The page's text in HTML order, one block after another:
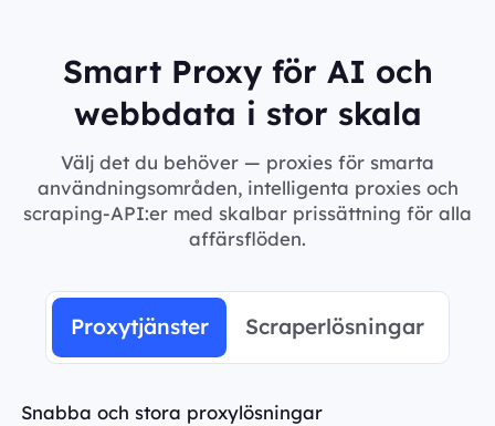
Smart Proxy för AI och
webbdata i stor skala
Välj det du behöver — proxies för smarta
användningsområden, intelligenta proxies och
scraping-API:er med skalbar prissättning för alla
affärsflöden.
Proxytjänster Scraperlösningar
Snabba och stora proxylösningar